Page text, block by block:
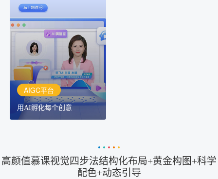
AIGC平台
用AI孵化每个创意
AIGC平台
用AI孵化每个创意
讯飞AIGC平台：让每个创
作者都拥有自己的专注AI
创作助手
高颜值慕课视觉四步法结构化布局+黄金构图+科学
配色+动态引导